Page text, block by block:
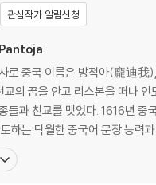
앉힘
려 따짐을 경계함
계함
기를 경계함
랑함
관심작가 알림신청
로 중국 이름은 방적아(龐迪我
의 꿈을 안고 리스본을 떠나
들과 친교를 맺었다. 1616년
하는 탁월한 중국어 문장 능력